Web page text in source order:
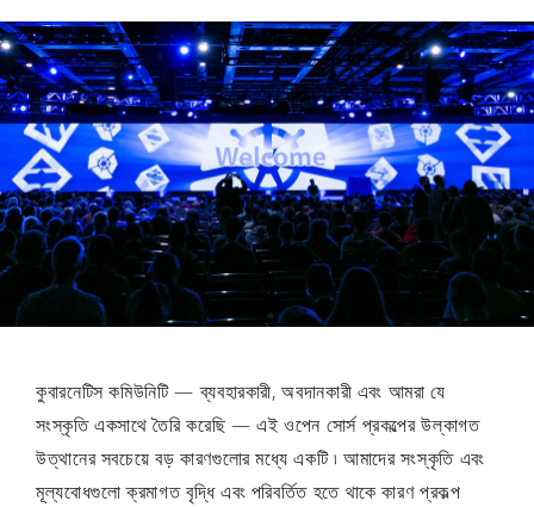
কুবারনেটিস কমিউনিটি — ব্যবহারকারী, অবদানকারী এবং আমরা যে
সংস্কৃতি একসাথে তৈরি করেছি — এই ওপেন সোর্স প্রকল্পের উল্কাগত
উত্থানের সবচেয়ে বড় কারণগুলোর মধ্যে একটি ৷ আমাদের সংস্কৃতি এবং
মূল্যবোধগুলো ক্রমাগত বৃদ্ধি এবং পরিবর্তিত হতে থাকে কারণ প্রকল্প